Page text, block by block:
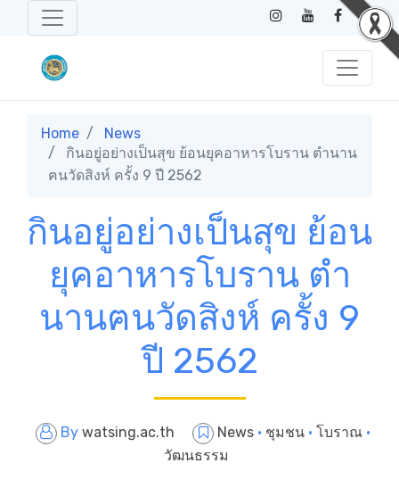
Home
News
กินอยู่อย่างเป็นสุข ย้อนยุคอาหารโบราน ตำนาน
ฅนวัดสิงห์ ครั้ง 9 ปี 2562
กินอยู่อย่างเป็นสุข ย้อน
ยุคอาหารโบราน ตำ
นานฅนวัดสิงห์ ครั้ง 9
ปี 2562
By watsing.ac.th News · ชุมชน · โบราณ ·
วัฒนธรรม